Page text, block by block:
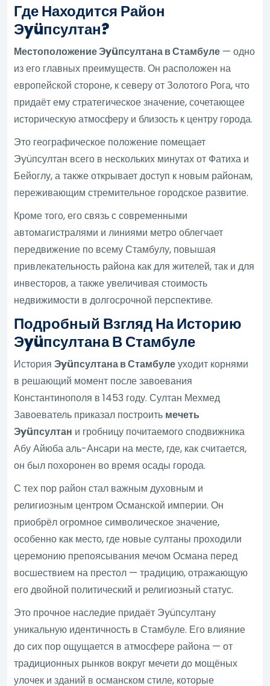
Где Находится Район
Эyüпсултан?
Местоположение Эyüпсултана в Стамбуле — одно
из его главных преимуществ. Он расположен на
европейской стороне, к северу от Золотого Рога, что
придаёт ему стратегическое значение, сочетающее
историческую атмосферу и близость к центру города.
Это географическое положение помещает
Эyüпсултан всего в нескольких минутах от Фатиха и
Бейоглу, а также открывает доступ к новым районам,
переживающим стремительное городское развитие.
Кроме того, его связь с современными
автомагистралями и линиями метро облегчает
передвижение по всему Стамбулу, повышая
привлекательность района как для жителей, так и для
инвесторов, а также увеличивая стоимость
недвижимости в долгосрочной перспективе.
Подробный Взгляд На Историю
Эyüпсултана В Стамбуле
ИсторияЭyüпсултана в Стамбулеуходит корнями
в решающий момент после завоевания
Константинополя в 1453 году. Султан Мехмед
Завоеватель приказал построить мечеть
Эyüпсултан и гробницу почитаемого сподвижника
Абу Айюба аль-Ансари на месте, где, как считается,
он был похоронен во время осады города.
С тех пор район стал важным духовным и
религиозным центром Османской империи. Он
приобрёл огромное символическое значение,
особенно как место, где новые султаны проходили
церемонию препоясывания мечом Османа перед
восшествием на престол — традицию, отражающую
его двойной политический и религиозный статус.
Это прочное наследие придаёт Эyüпсултану
уникальную идентичность в Стамбуле. Его влияние
до сих пор ощущается в атмосфере района — от
традиционных рынков вокруг мечети до мощёных
улочек и зданий в османском стиле, которые